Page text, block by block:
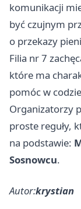
komunikacji
być czujnym
o przekazy
Filia nr 7
które ma
pomóc w
Organizatorzy
proste reguły,
na podstawie:
Sosnowcu.
Autor:krystian